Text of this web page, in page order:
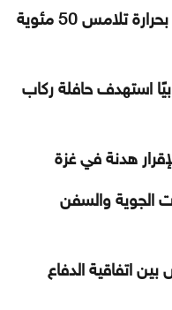
موجة حر قوية تضرب المنطقة بحرارة تلامس 50 مئوية
استهدف حافلة ركاب
هدنة في غزة
الجوية والسفن
اتفاقية الدفاع